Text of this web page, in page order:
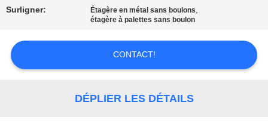
CONTACTEZ-
NOUS
NOUVELLES
Surligner: Étagère en métal sans boulons,
étagère à palettes sans boulon
CONTACT!
DÉPLIER LES DÉTAILS